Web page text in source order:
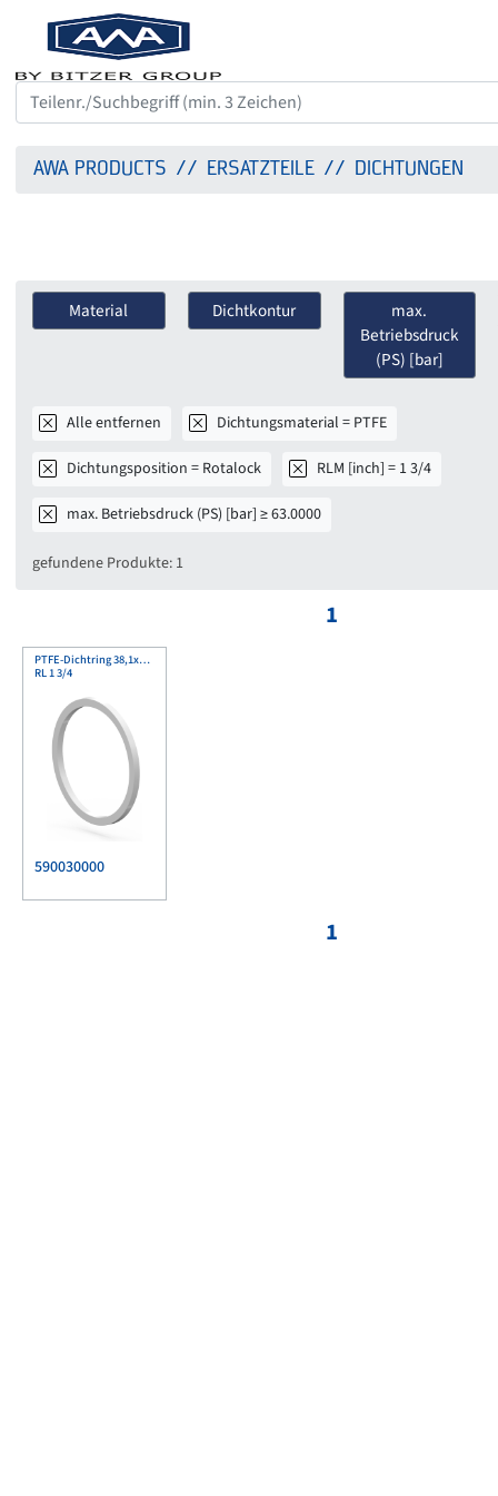
AWA PRODUCTS ERSATZTEILE DICHTUNGEN
Material Dichtkontur
max.
Betriebsdruck
(PS) [bar]
Alle entfernen Dichtungsmaterial = PTFE
Dichtungsposition = Rotalock RLM [inch] = 1 3/4
max. Betriebsdruck (PS) [bar] ≥ 63.0000
gefundene Produkte: 1
1
PTFE-Dichtring 38,1x34,9x1,5
RL 1 3/4
590030000
1